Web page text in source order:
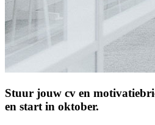
Stuur jouw cv en
en start in oktober.